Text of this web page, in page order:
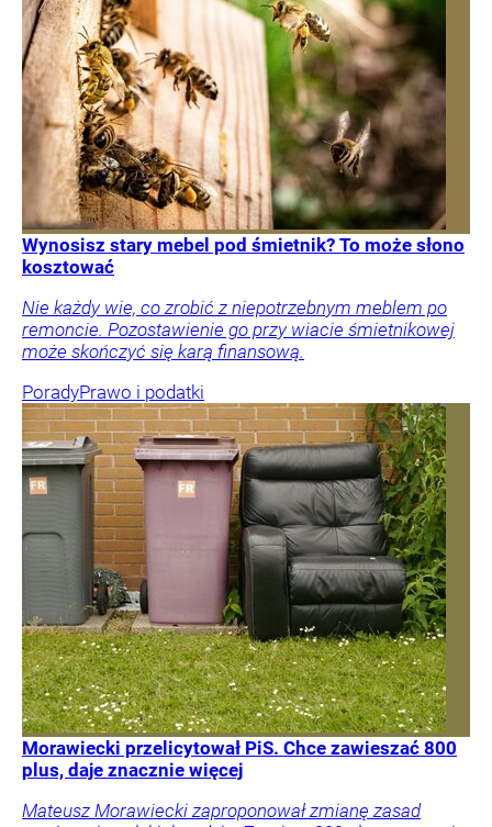
Wynosisz stary mebel pod śmietnik? To może słono
kosztować
Nie każdy wie, co zrobić z niepotrzebnym meblem po
remoncie. Pozostawienie go przy wiacie śmietnikowej
może skończyć się karą finansową.
PoradyPrawo i podatki
Morawiecki przelicytował PiS. Chce zawieszać 800
plus, daje znacznie więcej
Mateusz Morawiecki zaproponował zmianę zasad